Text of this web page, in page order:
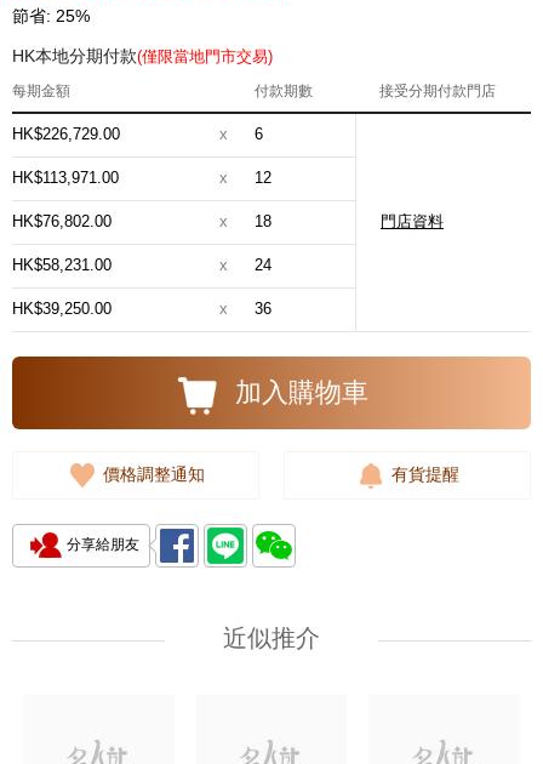
節省: 25%
HK本地分期付款(僅限當地門市交易)
每期金額 付款期數 接受分期付款門店
HK$226,729.00 x 6
門店資料
HK$113,971.00 x 12
HK$76,802.00 x 18
HK$58,231.00 x 24
HK$39,250.00 x 36
加入購物車
價格調整通知 有貨提醒
分享給朋友
近似推介